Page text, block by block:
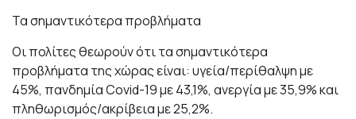
Τα σημαντικότερα προβλήματα
Οι πολίτες θεωρούν ότι τα σημαντικότερα
προβλήματα της χώρας είναι: υγεία/περίθαλψη με
45%, πανδημία Covid-19 με 43,1%, ανεργία με 35,9% και
πληθωρισμός/ακρίβεια με 25,2%.